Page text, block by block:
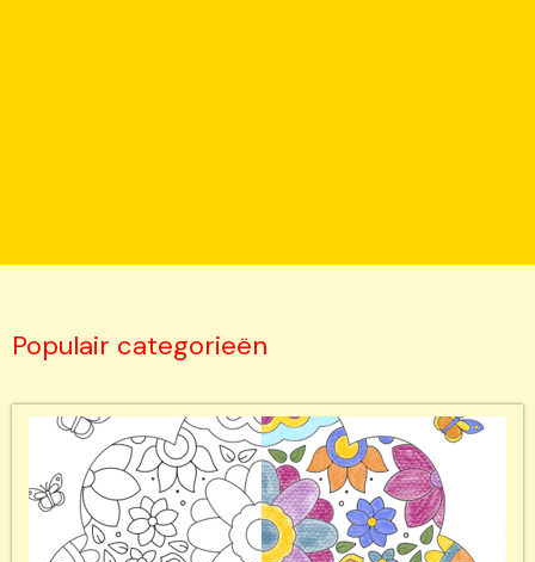
Populair categorieën